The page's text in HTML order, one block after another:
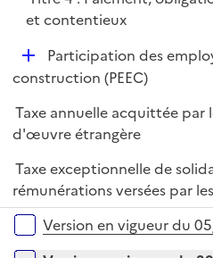
et contentieux
D
é
l
i
e
r
Participation des
construction (PEEC)
Taxe annuelle acquittée par
d'œuvre étrangère
Taxe exceptionnelle de
rémunérations versées par
Versions sur la période
Version en vigueur du